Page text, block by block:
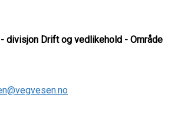
divisjon Drift og vedlikehold - Område